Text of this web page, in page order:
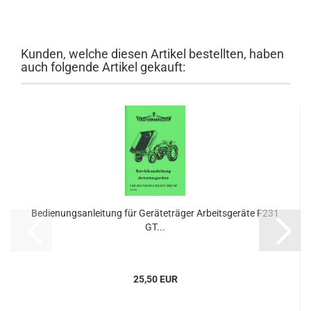
Kunden, welche diesen Artikel bestellten, haben
auch folgende Artikel gekauft:
Bedienungsanleitung für Geräteträger Arbeitsgeräte F231
GT...
25,50 EUR